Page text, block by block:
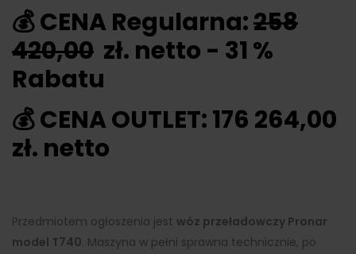
💰 CENA Regularna:258
420,00 zł. netto - 31 %
Rabatu
💰 CENA OUTLET: 176 264,00
zł. netto
Przedmiotem ogłoszenia jest wóz przeładowczy Pronar
model T740. Maszyna w pełni sprawna technicznie, po